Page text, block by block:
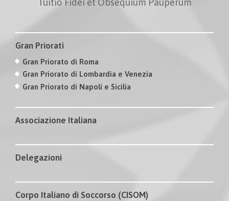
Tuitio Fidei et Obsequium Pauperum
Gran Priorati
Gran Priorato di Roma
Gran Priorato di Lombardia e Venezia
Gran Priorato di Napoli e Sicilia
Associazione Italiana
Delegazioni
Corpo Italiano di Soccorso (CISOM)